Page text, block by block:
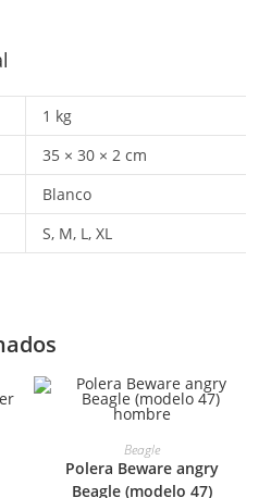
1 kg
35 × 30 × 2 cm
Blanco
S, M, L, XL
SELECCIONAR OPCIONES
Beagle
Polera Beware angry
Beagle (modelo 47)